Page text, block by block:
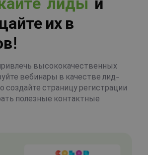
их в
высококачественных
вебинары в качестве лид-
создайте страницу регистрации
полезные контактные